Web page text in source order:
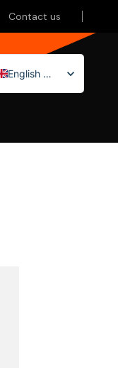
Contact us
English (UK)
Nederlands